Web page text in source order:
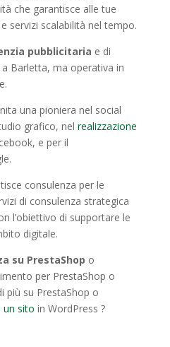
che garantisce alle tue
servizi scalabilità nel tempo.
pubblicitaria e di
Barletta, ma operativa in
una pioniera nel social
grafico, nel realizzazione
e per il
consulenza per le
di consulenza strategica
l’obiettivo di supportare le
digitale.
su PrestaShop o
per PrestaShop o
più su PrestaShop o
un sito in WordPress ?